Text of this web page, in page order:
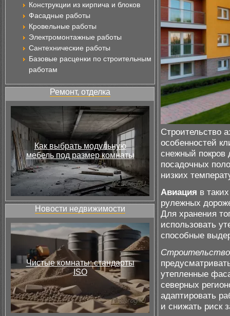
Конструкции из кирпича и блоков
Фасадные работы
Кровельные работы
Электромонтажные работы
Сантехнические работы
Базовые расценки по строительным
работам
Ремонт, отделка
Как выбрать модульную
мебель под размер комнаты
Новости недвижимости
Чистые комнаты: стандарты
ISO
Строительство
особенностей
снежный покров
посадочных
низких
Авиация в
рулежных
Для хранения
использовать
способные
Строительство
утепленные
северных
адаптировать
и снижать риск